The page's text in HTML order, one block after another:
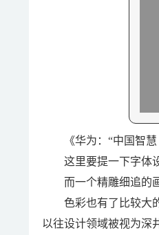
《华为：“中国智慧
这里要提一下字体设
而一个精雕细追的画
色彩也有了比较大的
以往设计领域被视为深